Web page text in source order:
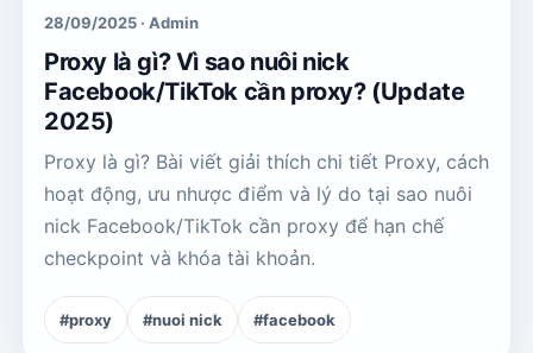
28/09/2025 · Admin
Proxy là gì? Vì sao nuôi nick
Facebook/TikTok cần proxy? (Update
2025)
Proxy là gì? Bài viết giải thích chi tiết Proxy, cách
hoạt động, ưu nhược điểm và lý do tại sao nuôi
nick Facebook/TikTok cần proxy để hạn chế
checkpoint và khóa tài khoản.
#proxy #nuoi nick #facebook